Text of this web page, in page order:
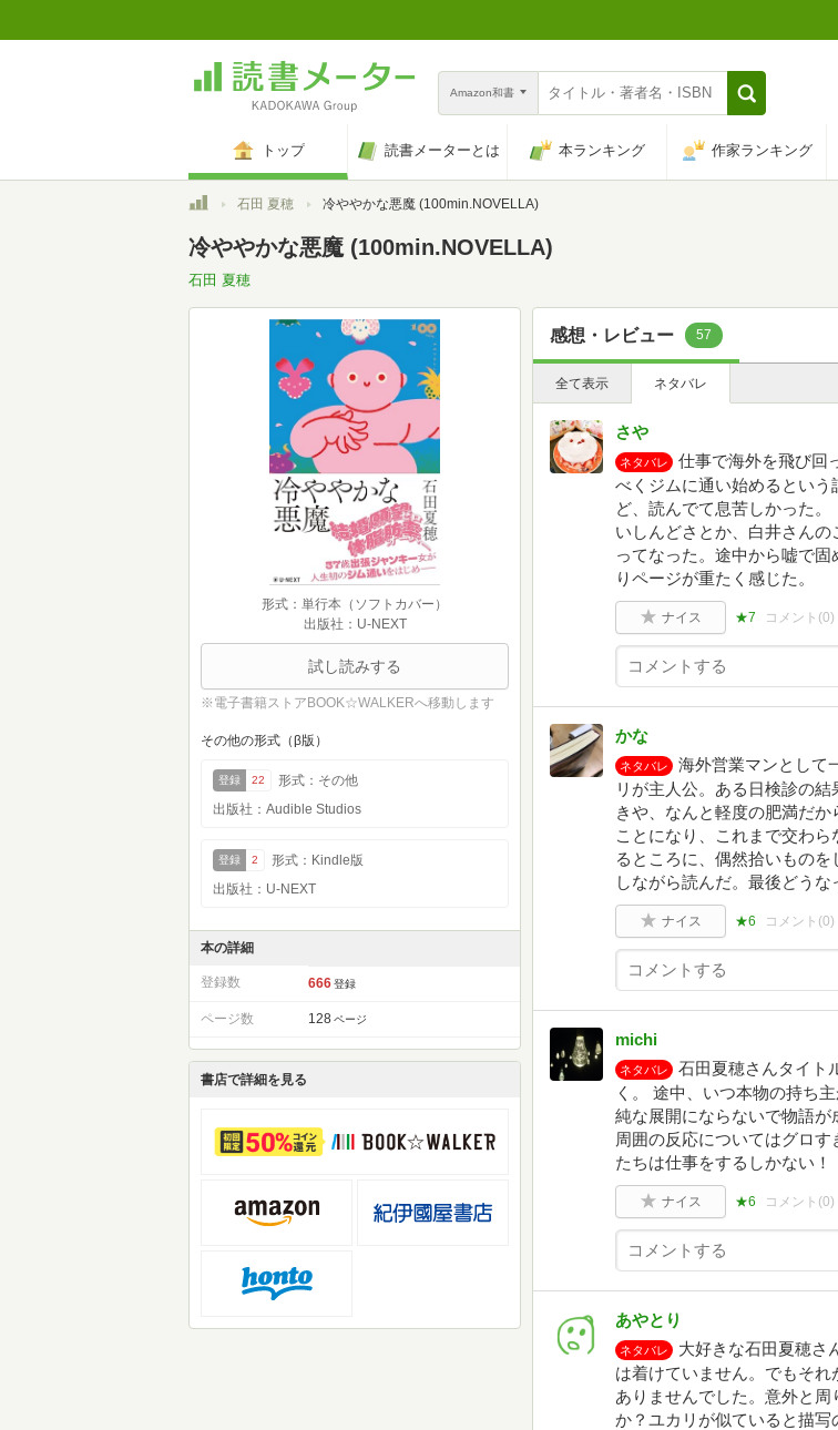
Amazon和書
トップ 読書メーターとは 本ランキング 作家ランキング
トップ石田 夏穂 冷ややかな悪魔 (100min.NOVELLA)
冷ややかな悪魔 (100min.NOVELLA)
石田 夏穂
形式：単行本（ソフトカバー）
出版社：U-NEXT
試し読みする
※電子書籍ストアBOOK☆WALKERへ移動します
その他の形式（β版）
登録 22
形式：その他
出版社：Audible Studios
登録 2
形式：Kindle版
出版社：U-NEXT
本の詳細
登録数 666 登録
ページ数 128 ページ
書店で詳細を見る
感想・レビュー 57
全て表示 ネタバレ
さや
ネタバレ
仕事で海外を飛び回
べくジムに通い始めるとい
ど、読んでて息苦しかった
いしんどさとか、白井さん
ってなった。途中から嘘で
りページが重たく感じた。
ナイス ★7 コメント(0)
かな
ネタバレ
海外営業マンとして
リが主人公。ある日検診の
きや、なんと軽度の肥満だ
ことになり、これまで交わ
るところに、偶然拾いもの
しながら読んだ。最後どうな
ナイス ★6 コメント(0)
michi
ネタバレ
石田夏穂さんタイト
く。 途中、いつ本物の持ち
純な展開にならないで物語
周囲の反応についてはグロ
たちは仕事をするしかない！
ナイス ★6 コメント(0)
あやとり
ネタバレ
大好きな石田夏穂さ
は着けていません。でもそ
ありませんでした。意外と
か？ユカリが似ていると描